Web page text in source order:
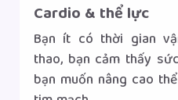
Cardio & thể lực
Bạn ít có thời gian
thao, bạn cảm thấy
bạn muốn nâng cao